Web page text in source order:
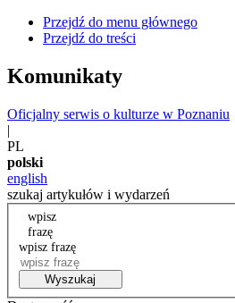
Przejdź do menu głównego
Przejdź do treści
Komunikaty
Oficjalny serwis o kulturze w Poznaniu
|
PL
polski
english
szukaj artykułów i wydarzeń
wpisz
frazę
wpisz frazę
Wyszukaj